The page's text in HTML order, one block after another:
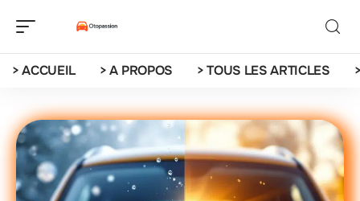
> ACCUEIL > A PROPOS > TOUS LES ARTICLES